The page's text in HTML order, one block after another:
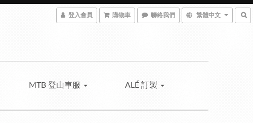
登入會員 購物車 聯絡我們 繁體中文
MTB 登山車服 ALÉ 訂製